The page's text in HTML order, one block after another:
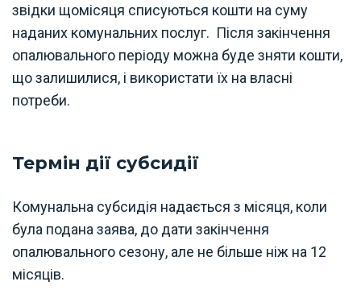
звідки щомісяця списуються кошти на суму
наданих комунальних послуг. Після закінчення
опалювального періоду можна буде зняти кошти,
що залишилися, і використати їх на власні
потреби.
Термін дії субсидії
Комунальна субсидія надається з місяця, коли
була подана заява, до дати закінчення
опалювального сезону, але не більше ніж на 12
місяців.